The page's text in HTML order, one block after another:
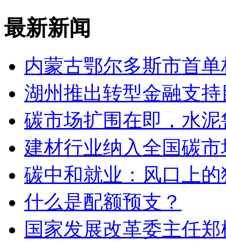
最新新闻
内蒙古鄂尔多斯市首
湖州推出转型金融支
碳市场扩围在即，水
建材行业纳入全国碳
碳中和就业：风口上
什么是配额预支？
国家发展改革委主任